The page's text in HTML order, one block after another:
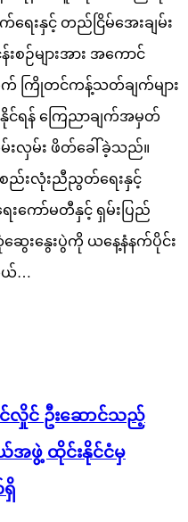
ေးနှင့် တည်ငြိမ်အေးချမ်း
စဉ်များအား အကောင်
ကြိုတင်ကန့်သတ်ချက်များ
နိုင်ရန် ကြေညာချက်အမှတ်
မ်းလှမ်း ဖိတ်ခေါ်ခဲ့သည်။
ည်းလုံးညီညွတ်ရေးနှင့်
ေးကော်မတီနှင့် ရှမ်းပြည်
ေးနွေးပွဲကို ယနေ့နံနက်ပိုင်း
ယ်…
င်လှိုင် ဦးဆောင်သည့်
အဖွဲ့ ထိုင်းနိုင်ငံမှ
ရှိ